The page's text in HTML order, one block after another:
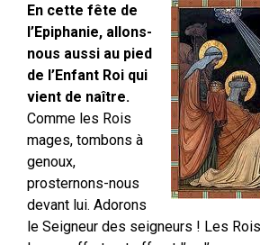
En cette fête de
l’Epiphanie, allons-
nous aussi au pied
de l’Enfant Roi qui
vient de naître.
Comme les Rois
mages, tombons à
genoux,
prosternons-nous
devant lui. Adorons
le Seigneur des seigneurs ! Les